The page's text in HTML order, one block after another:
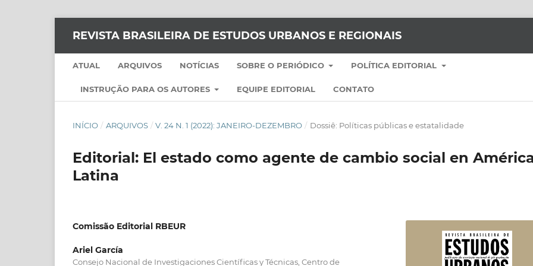
REVISTA BRASILEIRA DE ESTUDOS URBANOS E REGIONAIS
ATUAL ARQUIVOS NOTÍCIAS SOBRE O PERIÓDICO POLÍTICA EDITORIAL
INSTRUÇÃO PARA OS AUTORES EQUIPE EDITORIAL CONTATO
INÍCIO / ARQUIVOS / V. 24 N. 1 (2022): JANEIRO-DEZEMBRO / Dossiê: Políticas públicas e estatalidade
Editorial: El estado como agente de cambio social en
Latina
Comissão Editorial RBEUR
Ariel García
Consejo Nacional de Investigaciones Científicas y Técnicas, Centro de